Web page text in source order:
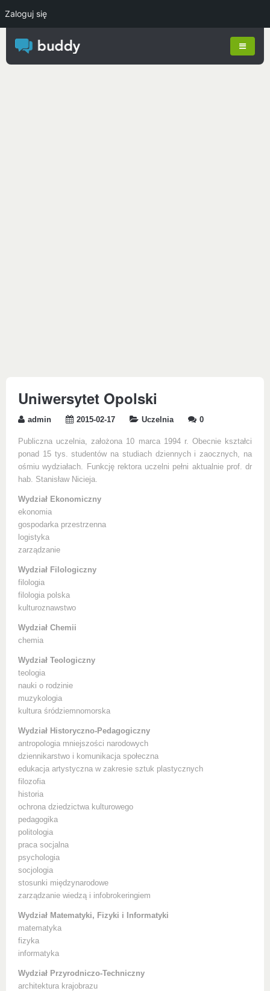
Uniwersytet Opolski
admin 2015-02-17 Uczelnia 0
Publiczna uczelnia, założona 10 marca 1994 r. Obecnie kształci
ponad 15 tys. studentów na studiach dziennych i zaocznych, na
ośmiu wydziałach. Funkcję rektora uczelni pełni aktualnie prof. dr
hab. Stanisław Nicieja.
Wydział Ekonomiczny
ekonomia
gospodarka przestrzenna
logistyka
zarządzanie
Wydział Filologiczny
filologia
filologia polska
kulturoznawstwo
Wydział Chemii
chemia
Wydział Teologiczny
teologia
nauki o rodzinie
muzykologia
kultura śródziemnomorska
Wydział Historyczno-Pedagogiczny
antropologia mniejszości narodowych
dziennikarstwo i komunikacja społeczna
edukacja artystyczna w zakresie sztuk plastycznych
filozofia
historia
ochrona dziedzictwa kulturowego
pedagogika
politologia
praca socjalna
psychologia
socjologia
stosunki międzynarodowe
zarządzanie wiedzą i infobrokeringiem
Wydział Matematyki, Fizyki i Informatyki
matematyka
fizyka
informatyka
Wydział Przyrodniczo-Techniczny
architektura krajobrazu
Zaloguj się